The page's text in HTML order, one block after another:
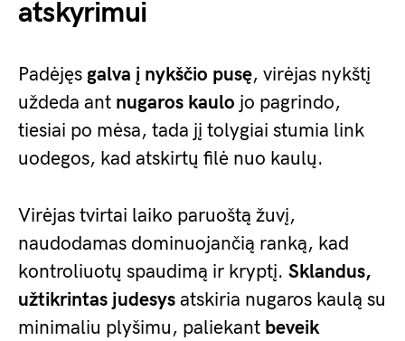
atskyrimui
Padėjęs galva į nykščio pusę, virėjas nykštį
uždeda ant nugaros kaulo jo pagrindo,
tiesiai po mėsa, tada jį tolygiai stumia link
uodegos, kad atskirtų filė nuo kaulų.
Virėjas tvirtai laiko paruoštą žuvį,
naudodamas dominuojančią ranką, kad
kontroliuotų spaudimą ir kryptį. Sklandus,
užtikrintas judesys atskiria nugaros kaulą su
minimaliu plyšimu, paliekant beveik